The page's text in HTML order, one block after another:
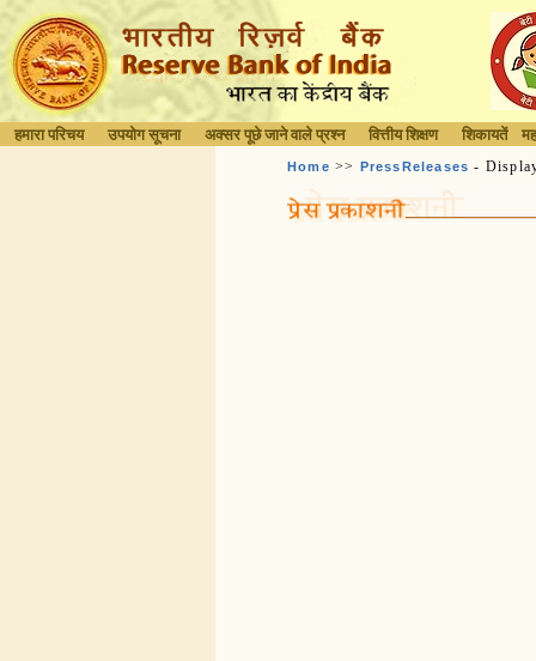
हमारा परिचय उपयोग सूचना अक्सर पूछे जाने वाले प्रश्न वित्तीय शिक्षण शिकायतें
Home >> PressReleases -